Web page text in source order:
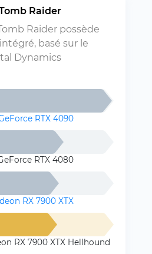
Raider
Raider possède
basé sur le
Dynamics
RTX 4090
RTX 4080
RX 7900 XTX
RX 7900 XTX Hellhound